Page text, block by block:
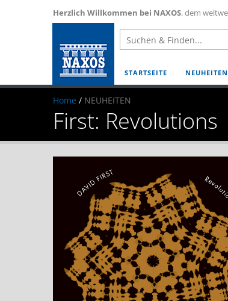
Herzlich Willkommen bei NAXOS, dem
STARTSEITE NEUHEITEN
Home / NEUHEITEN
First: Revolutions